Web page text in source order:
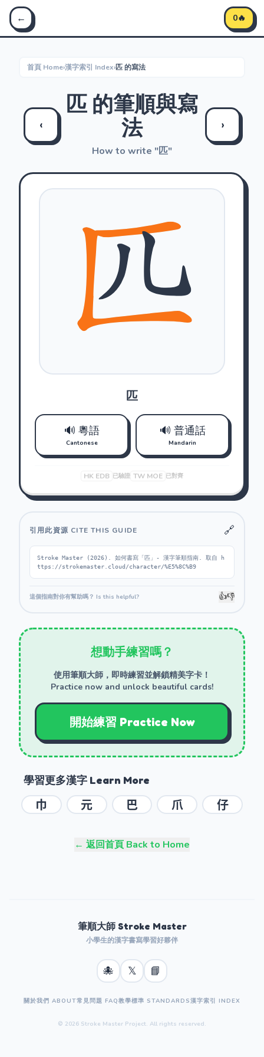
Stroke Master 筆順大師 - 學習中文筆順
←
0🔥
首頁 Home›漢字索引 Index›匹 的寫法
‹
匹 的筆順與寫
法
How to write "匹"
›
匹
🔊 粵語
Cantonese
🔊 普通話
Mandarin
HK EDB 已驗證 TW MOE 已對齊
引用此資源 CITE THIS GUIDE 🔗
Stroke Master (2026). 如何書寫「匹」- 漢字筆順指南. 取自 h
ttps://strokemaster.cloud/character/%E5%8C%B9
這個指南對你有幫助嗎？ Is this helpful? 👍👎
想動手練習嗎？
使用筆順大師，即時練習並解鎖精美字卡！
Practice now and unlock beautiful cards!
開始練習 Practice Now
學習更多漢字 Learn More
巾 元 巴 爪 仔
← 返回首頁 Back to Home
筆順大師 Stroke Master
小學生的漢字書寫學習好夥伴
🐙 𝕏 📘
關於我們 ABOUT常見問題 FAQ教學標準 STANDARDS漢字索引 INDEX
© 2026 Stroke Master Project. All rights reserved.